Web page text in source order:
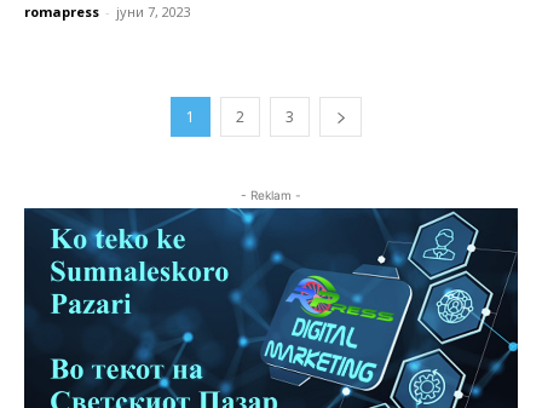
romapress - јуни 7, 2023
1 2 3
- Reklam -